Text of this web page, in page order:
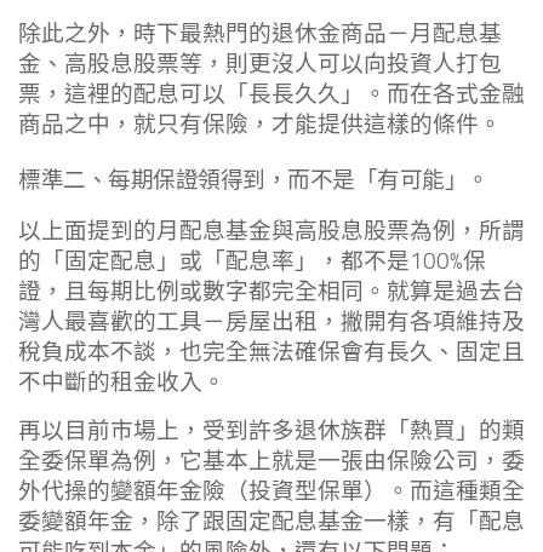
除此之外，時下最熱門的退休金商品－月配息基
金、高股息股票等，則更沒人可以向投資人打包
票，這裡的配息可以「長長久久」。而在各式金融
商品之中，就只有保險，才能提供這樣的條件。
標準二、每期保證領得到，而不是「有可能」。
以上面提到的月配息基金與高股息股票為例，所謂
的「固定配息」或「配息率」，都不是100%保
證，且每期比例或數字都完全相同。就算是過去台
灣人最喜歡的工具－房屋出租，撇開有各項維持及
稅負成本不談，也完全無法確保會有長久、固定且
不中斷的租金收入。
再以目前市場上，受到許多退休族群「熱買」的類
全委保單為例，它基本上就是一張由保險公司，委
外代操的變額年金險（投資型保單）。而這種類全
委變額年金，除了跟固定配息基金一樣，有「配息